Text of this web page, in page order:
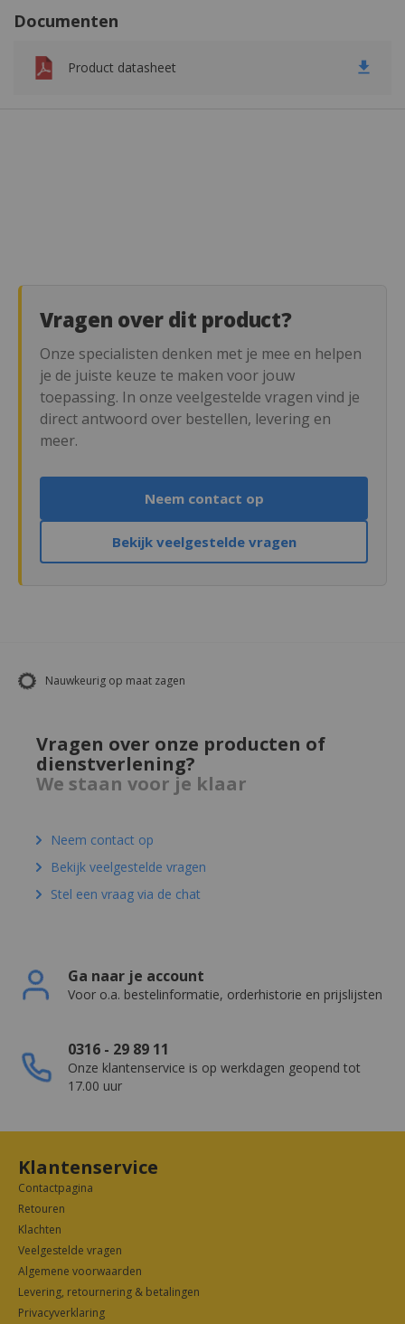
Documenten
Product datasheet
Vragen over dit product?
Onze specialisten denken met je mee en helpen
je de juiste keuze te maken voor jouw
toepassing. In onze veelgestelde vragen vind je
direct antwoord over bestellen, levering en
meer.
Neem contact op
Bekijk veelgestelde vragen
Nauwkeurig op maat zagen
Vragen over onze producten of
dienstverlening?
We staan voor je klaar
Neem contact op
Bekijk veelgestelde vragen
Stel een vraag via de chat
Ga naar je account
Voor o.a. bestelinformatie, orderhistorie en prijslijsten
0316 - 29 89 11
Onze klantenservice is op werkdagen geopend tot
17.00 uur
Klantenservice
Contactpagina
Retouren
Klachten
Veelgestelde vragen
Algemene voorwaarden
Levering, retournering & betalingen
Privacyverklaring